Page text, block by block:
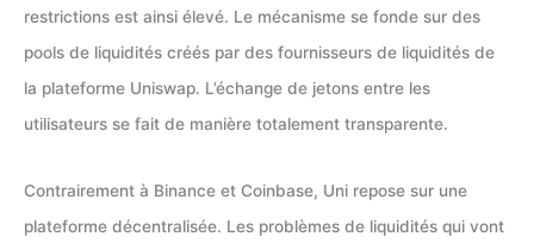
restrictions est ainsi élevé. Le mécanisme se fonde sur des
pools de liquidités créés par des fournisseurs de liquidités de
la plateforme Uniswap. L’échange de jetons entre les
utilisateurs se fait de manière totalement transparente.
Contrairement à Binance et Coinbase, Uni repose sur une
plateforme décentralisée. Les problèmes de liquidités qui vont